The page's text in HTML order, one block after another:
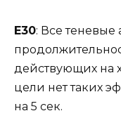
Е30: Все теневые
действующих на
цели нет таких
на 5 сек.